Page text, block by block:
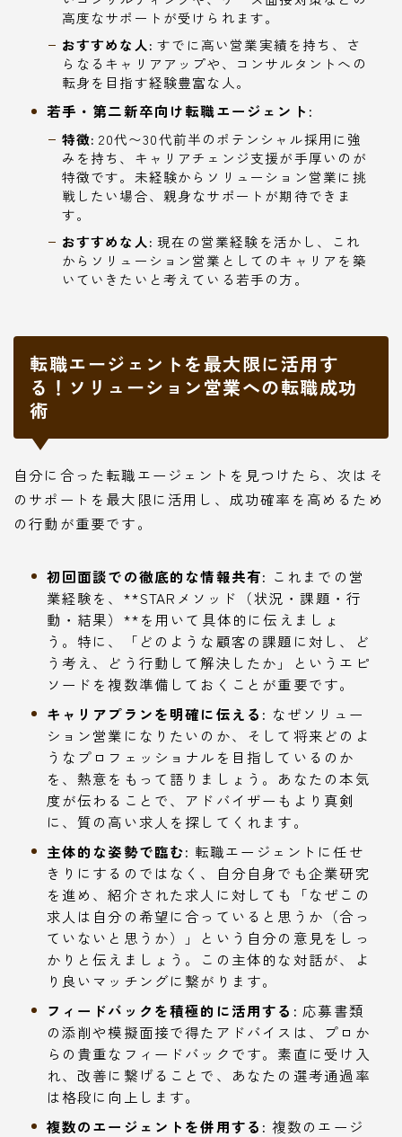
高度なサポートが受けられます。
おすすめな人: すでに高い営業実績を持ち、さ
らなるキャリアアップや、コンサルタントへの
転身を目指す経験豊富な人。
若手・第二新卒向け転職エージェント:
特徴: 20代〜30代前半のポテンシャル採用に強
みを持ち、キャリアチェンジ支援が手厚いのが
特徴です。未経験からソリューション営業に挑
戦したい場合、親身なサポートが期待できま
す。
おすすめな人: 現在の営業経験を活かし、これ
からソリューション営業としてのキャリアを築
いていきたいと考えている若手の方。
転職エージェントを最大限に活用す
る！ソリューション営業への転職成功
術
自分に合った転職エージェントを見つけたら、次はそ
のサポートを最大限に活用し、成功確率を高めるため
の行動が重要です。
初回面談での徹底的な情報共有: これまでの営
業経験を、**STARメソッド（状況・課題・行
動・結果）**を用いて具体的に伝えましょ
う。特に、「どのような顧客の課題に対し、ど
う考え、どう行動して解決したか」というエピ
ソードを複数準備しておくことが重要です。
キャリアプランを明確に伝える: なぜソリュー
ション営業になりたいのか、そして将来どのよ
うなプロフェッショナルを目指しているのか
を、熱意をもって語りましょう。あなたの本気
度が伝わることで、アドバイザーもより真剣
に、質の高い求人を探してくれます。
主体的な姿勢で臨む: 転職エージェントに任せ
きりにするのではなく、自分自身でも企業研究
を進め、紹介された求人に対しても「なぜこの
求人は自分の希望に合っていると思うか（合っ
ていないと思うか）」という自分の意見をしっ
かりと伝えましょう。この主体的な対話が、よ
り良いマッチングに繋がります。
フィードバックを積極的に活用する: 応募書類
の添削や模擬面接で得たアドバイスは、プロか
らの貴重なフィードバックです。素直に受け入
れ、改善に繋げることで、あなたの選考通過率
は格段に向上します。
複数のエージェントを併用する: 複数のエージ